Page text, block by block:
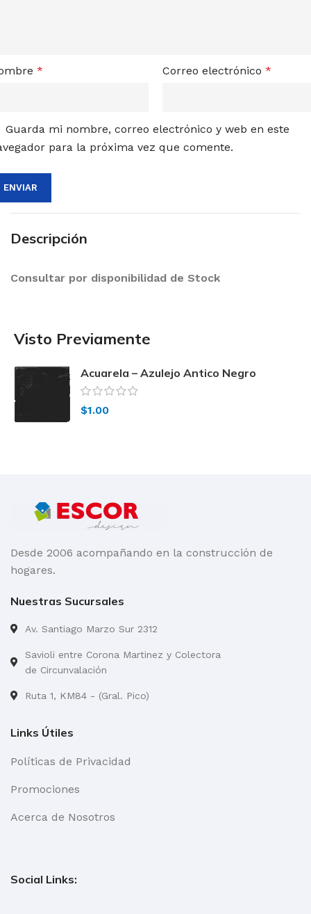
* Correo electrónico *
Guarda mi nombre, correo electrónico y web en este
para la próxima vez que comente.
Descripción
Consultar por disponibilidad de Stock
Visto Previamente
Acuarela – Azulejo Antico Negro
Brillante13x13
$1.00
Desde 2006 acompañando en la construcción de
hogares.
Nuestras Sucursales
Av. Santiago Marzo Sur 2312
Savioli entre Corona Martinez y Colectora
de Circunvalación
Ruta 1, KM84 - (Gral. Pico)
Links Útiles
Políticas de Privacidad
Promociones
Acerca de Nosotros
Social Links: